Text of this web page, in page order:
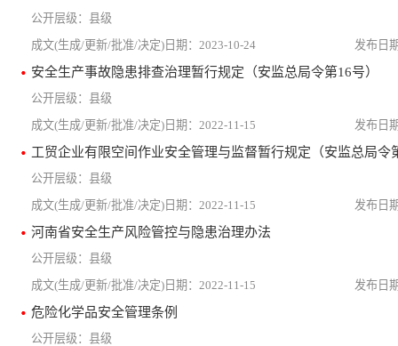
县级
2023-10-24
安全生产事故隐患排查治理暂行规定（安监总局令第16号）
县级
2022-11-15
县级
2022-11-15
河南省安全生产风险管控与隐患治理办法
县级
2022-11-15
危险化学品安全管理条例
县级